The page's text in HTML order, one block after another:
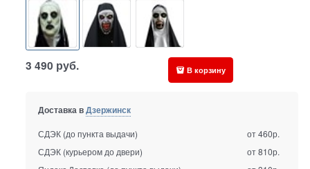
3 490 руб. В корзину
Доставка вДзержинск
СДЭК (до пункта выдачи)
от 460р.
СДЭК (курьером до двери)
от 810р.